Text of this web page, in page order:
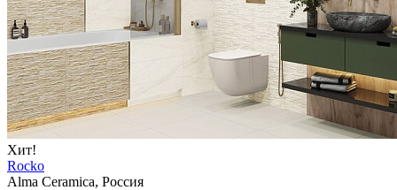
Хит!
Rocko
Alma Ceramica, Россия